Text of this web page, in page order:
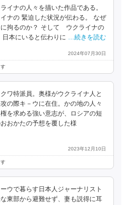
イナの人々を描いた作品である。
ナの 緊迫した状況が伝わる。 なぜ
に拘るのか？ そして ウクライナの
日本にいると伝わりに …続きを読む
2024年07月30日
ワ特派員。奥様がウクライナ人と
の際キ－ウに在住。かの地の人々
を求める強い意志が、ロシアの短
おかたの予想を覆した様
2023年12月10日
ウで暮らす日本人ジャーナリスト
東部から避難せず、妻も説得に耳